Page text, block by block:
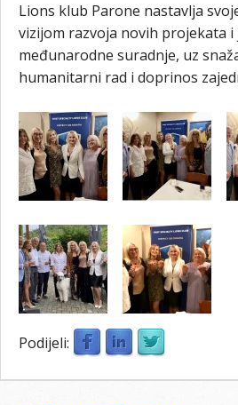
Lions klub Parone nastavlja
vizijom razvoja novih projekata i
međunarodne suradnje, uz
humanitarni rad i doprinos
Podijeli: